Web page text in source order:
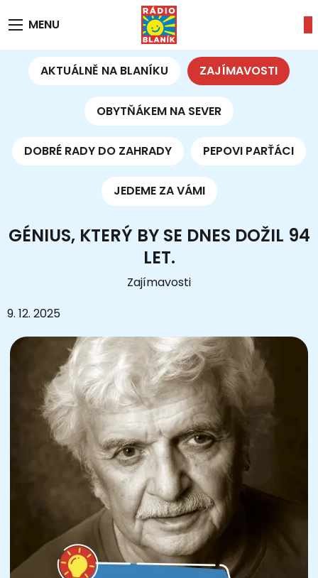
MENU
AKTUÁLNĚ NA BLANÍKU ZAJÍMAVOSTI
OBYTŇÁKEM NA SEVER
DOBRÉ RADY DO ZAHRADY PEPOVI PARŤÁCI
JEDEME ZA VÁMI
GÉNIUS, KTERÝ BY SE DNES DOŽIL 94
LET.
Zajímavosti
9. 12. 2025